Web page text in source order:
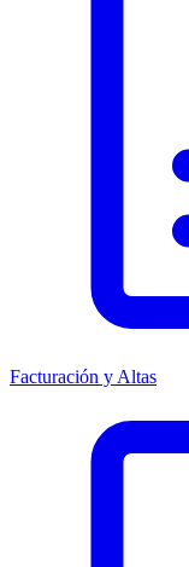
Facturación y Altas